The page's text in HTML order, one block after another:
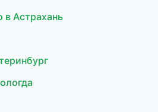
в Астрахань